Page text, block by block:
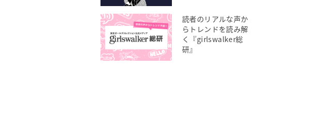
読者のリアルな声か
らトレンドを読み解
く『girlswalker総
研』